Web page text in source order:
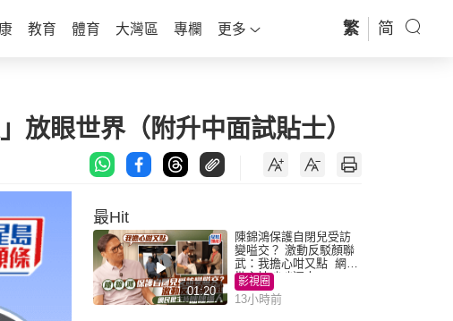
教育 體育 大灣區 專欄 更多 繁 简
放眼世界（附升中面試貼士）
最Hit
01:20
陳錦鴻保護自閉兒受訪
變嗌交？ 激動反駁顏聯
武：我擔心咁又點 網民
批主持咄咄逼人
影視圈
13小時前